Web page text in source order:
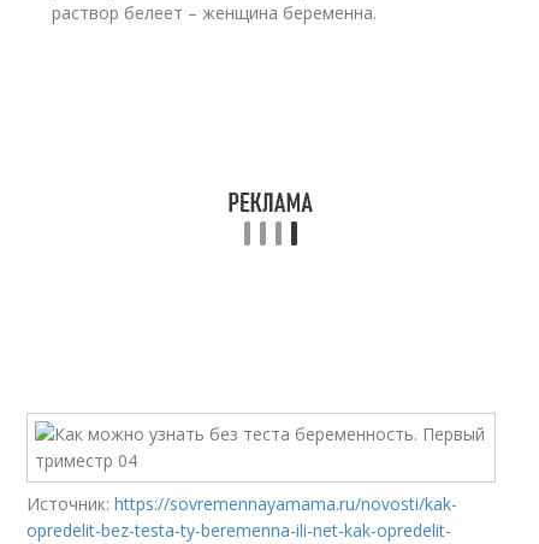
раствор белеет – женщина беременна.
Источник:https://sovremennayamama.ru/novosti/kak-
opredelit-bez-testa-ty-beremenna-ili-net-kak-opredelit-